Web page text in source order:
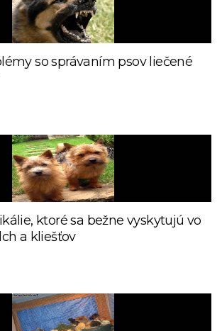
so správaním psov liečené
ktoré sa bežne vyskytujú vo
a kliešťov